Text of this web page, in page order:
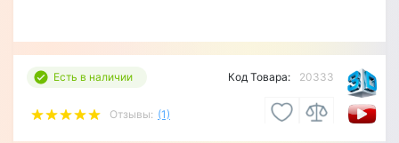
Есть в наличии
Отзывы: (1)
Код Товара: 20333